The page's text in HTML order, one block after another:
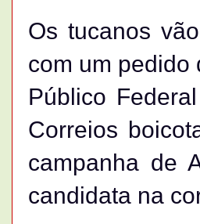
Os tucanos
com um pedido
Público
Correios
campanha de
candidata na